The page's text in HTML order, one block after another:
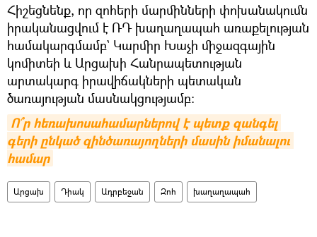
Հիշեցնենք, որ զոհերի մարմինների փոխանակումն
իրականացվում է ՌԴ խաղաղապահ առաքելության
համակարգմամբ` Կարմիր Խաչի միջազգային
կոմիտեի և Արցախի Հանրապետության
արտակարգ իրավիճակների պետական
ծառայության մասնակցությամբ:
Ո՞ր հեռախոսահամարներով է պետք զանգել
գերի ընկած զինծառայողների մասին իմանալու
համար
Արցախ Դիակ Ադրբեջան Զոհ խաղաղապահ